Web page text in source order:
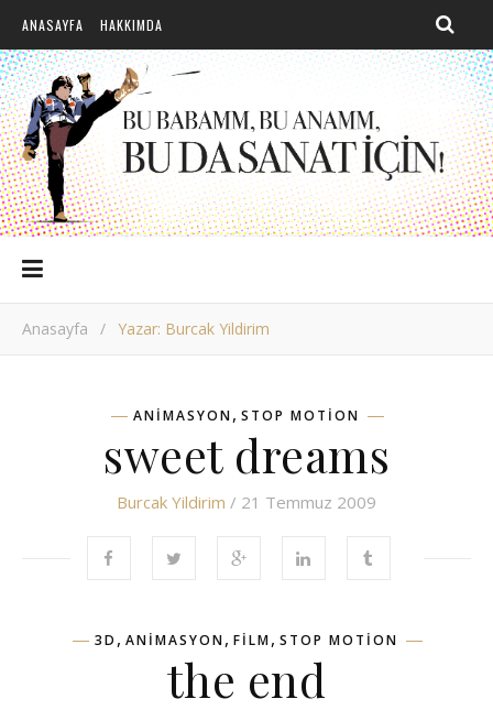
ANASAYFA HAKKIMDA
Anasayfa / Yazar: Burcak Yildirim
ANIMASYON, STOP MOTION
sweet dreams
Burcak Yildirim / 21 Temmuz 2009
3D , ANIMASYON, FILM, STOP MOTION
the end